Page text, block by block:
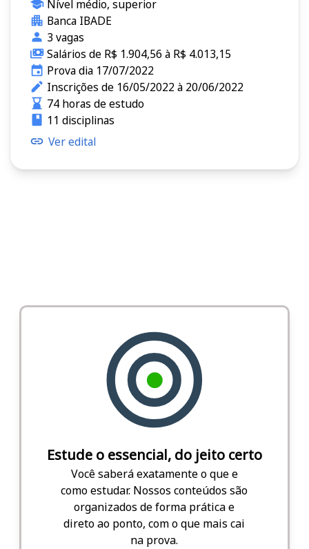
Nível médio, superior
Banca IBADE
3 vagas
Salários de R$ 1.904,56 à R$ 4.013,15
Prova dia 17/07/2022
Inscrições de 16/05/2022 à 20/06/2022
74 horas de estudo
11 disciplinas
Ver edital
Estude o essencial, do jeito certo
Você saberá exatamente o que e
como estudar. Nossos conteúdos são
organizados de forma prática e
direto ao ponto, com o que mais cai
na prova.